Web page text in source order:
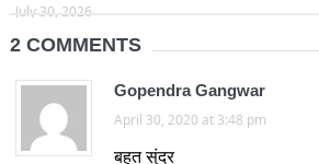
July 30, 2026
2 COMMENTS
Gopendra Gangwar
April 30, 2020 at 3:48 pm
बहुत सुंदर